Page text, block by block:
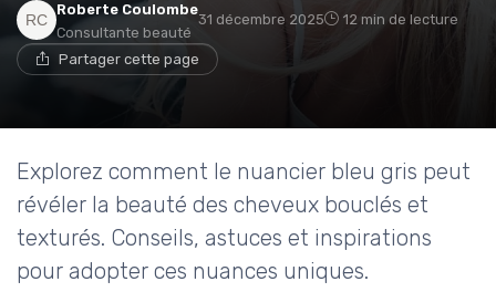
Roberte Coulombe
Consultante beauté
31 décembre 2025 12 min de lecture
Partager cette page
Explorez comment le nuancier bleu gris peut
révéler la beauté des cheveux bouclés et
texturés. Conseils, astuces et inspirations
pour adopter ces nuances uniques.